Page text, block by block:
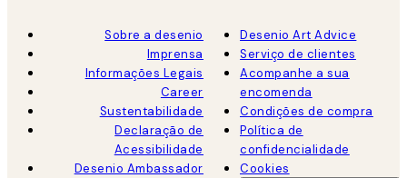
Sobre a desenio
Imprensa
Informações Legais
Career
Sustentabilidade
Declaração de
Acessibilidade
Desenio Ambassador
Desenio Art Advice
Serviço de clientes
Acompanhe a sua
encomenda
Condições de compra
Política de
confidencialidade
Cookies